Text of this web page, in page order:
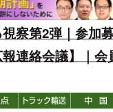
察第2弾｜参加
連絡会議】｜会